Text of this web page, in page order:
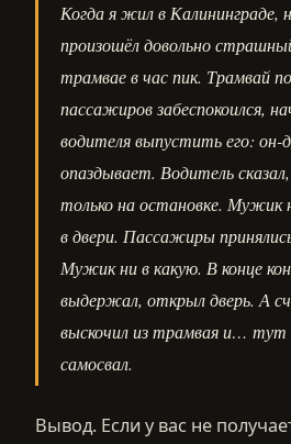
Когда я жил в Калининграде,
произошёл довольно
трамвае в час пик. Трамвай
пассажиров забеспокоился,
водителя выпустить его: он-
опаздывает. Водитель
только на остановке. Мужик
в двери. Пассажиры
Мужик ни в какую. В конце
выдержал, открыл дверь. А
выскочил из трамвая и…
самосвал.
Вывод. Если у вас не